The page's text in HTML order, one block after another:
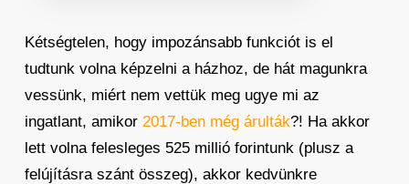
Kétségtelen, hogy impozánsabb funkciót is el
tudtunk volna képzelni a házhoz, de hát magunkra
vessünk, miért nem vettük meg ugye mi az
ingatlant, amikor 2017-ben még árulták?! Ha akkor
lett volna felesleges 525 millió forintunk (plusz a
felújításra szánt összeg), akkor kedvünkre